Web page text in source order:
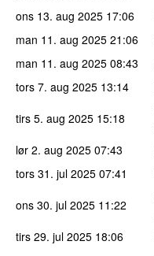
ons 13. aug 2025 17:06
man 11. aug 2025 21:06
man 11. aug 2025 08:43
tors 7. aug 2025 13:14
tirs 5. aug 2025 15:18
lør 2. aug 2025 07:43
tors 31. jul 2025 07:41
ons 30. jul 2025 11:22
tirs 29. jul 2025 18:06